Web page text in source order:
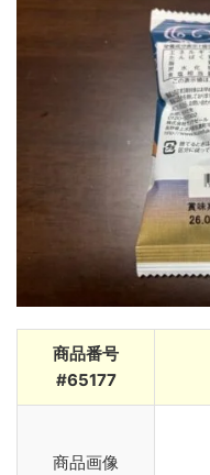
商品番号
#65177
商品画像